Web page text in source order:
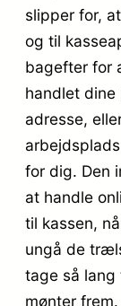
slipper for,
og til
bagefter for
handlet dine
adresse,
for dig. Den
at handle
til kassen,
ungå de
tage så
mønter frem.